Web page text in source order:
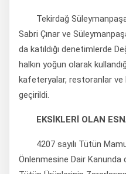
Tekirdağ
Sabri Çınar ve
da katıldığı denetimlerde
halkın yoğun olarak
kafeteryalar, restoranlar ve
geçirildi.
EKSİKLERİ OLAN
4207 sayılı Tütün
Önlenmesine Dair Kanunda